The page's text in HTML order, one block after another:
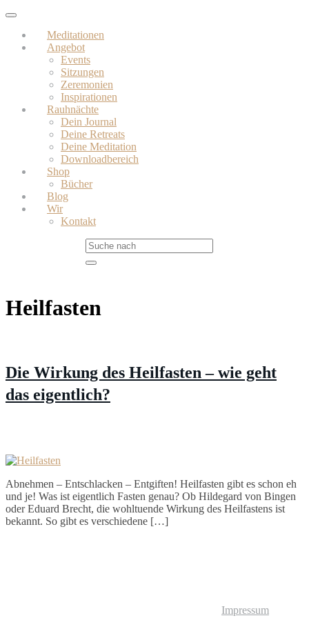
Skip
main
content
Toggle
navigationMeditationen
Angebot
Events
Sitzungen
Zeremonien
Inspirationen
Rauhnächte
Dein Journal
Deine Retreats
Deine Meditation
Downloadbereich
Shop
Bücher
Blog
Wir
Kontakt
Heilfasten
Die Wirkung des Heilfasten – wie geht
das eigentlich?
Abnehmen – Entschlacken – Entgiften! Heilfasten gibt es schon eh
und je! Was ist eigentlich Fasten genau? Ob Hildegard von Bingen
oder Eduard Brecht, die wohltuende Wirkung des Heilfastens ist
bekannt. So gibt es verschiedene […]
Impressum